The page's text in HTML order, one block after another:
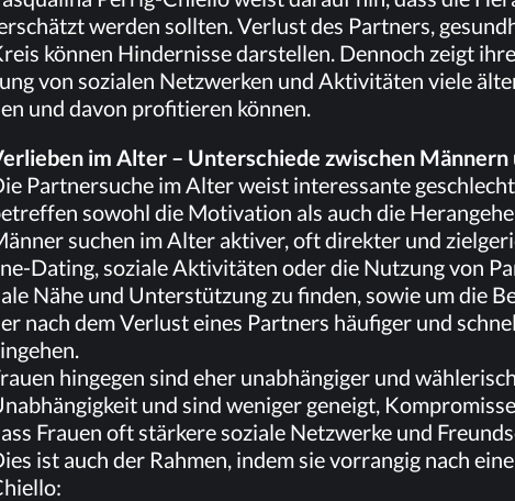
wer­den soll­ten. Ver­lust des Part­ners,
kön­nen Hin­der­nis­se dar­stel­len. Den­noch zeigt
von so­zia­len Netz­wer­ken und Ak­ti­vi­tä­ten vie­le
und da­von pro­fi­tie­ren können.
im Al­ter – Un­ter­schie­de zwi­schen Män­nern
Part­ner­su­che im Al­ter weist in­ter­es­san­te
so­wohl die Mo­ti­va­ti­on als auch die
su­chen im Al­ter ak­ti­ver, oft di­rek­ter und
Da­ting, so­zia­le Ak­ti­vi­tä­ten oder die Nut­zung von
Nähe und Un­ter­stüt­zung zu fin­den, so­wie um die
nach dem Ver­lust ei­nes Part­ners häu­fi­ger und
hin­ge­gen sind eher un­ab­hän­gi­ger und
und sind we­ni­ger ge­neigt,
Frau­en oft stär­ke­re so­zia­le Netz­wer­ke und
ist auch der Rah­men, in­dem sie vor­ran­gig nach